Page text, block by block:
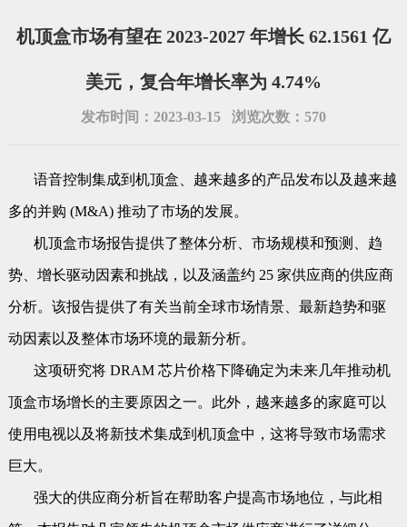
机顶盒市场有望在 2023-2027 年增长 62.1561 亿
美元，复合年增长率为 4.74%
发布时间：2023-03-15 浏览次数：570
语音控制集成到机顶盒、越来越多的产品发布以及越来越
多的并购 (M&A) 推动了市场的发展。
机顶盒市场报告提供了整体分析、市场规模和预测、趋
势、增长驱动因素和挑战，以及涵盖约 25 家供应商的供应商
分析。该报告提供了有关当前全球市场情景、最新趋势和驱
动因素以及整体市场环境的最新分析。
这项研究将 DRAM 芯片价格下降确定为未来几年推动机
顶盒市场增长的主要原因之一。此外，越来越多的家庭可以
使用电视以及将新技术集成到机顶盒中，这将导致市场需求
巨大。
强大的供应商分析旨在帮助客户提高市场地位，与此相